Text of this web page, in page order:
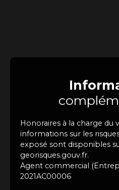
Honoraires à la charge du
informations sur les
exposé sont disponibles
georisques.gouv.fr.
Agent commercial
2021AC00006